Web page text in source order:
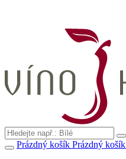
Prázdný košík Prázdný košík